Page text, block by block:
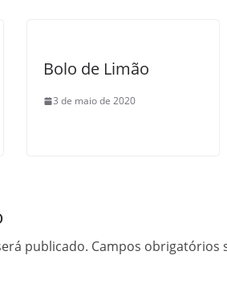
Bolo de Limão
3 de maio de 2020
publicado. Campos obrigatórios